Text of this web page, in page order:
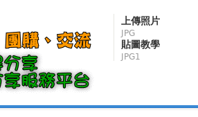
上傳照片
JPG
貼圖教學
JPG1